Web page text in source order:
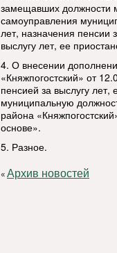
замещавших должности
самоуправления
лет, назначения пенсии
выслугу лет, ее
4. О внесении
«Княжпогостский» от
пенсией за выслугу
муниципальную
района
основе».
5. Разное.
«Архив новостей